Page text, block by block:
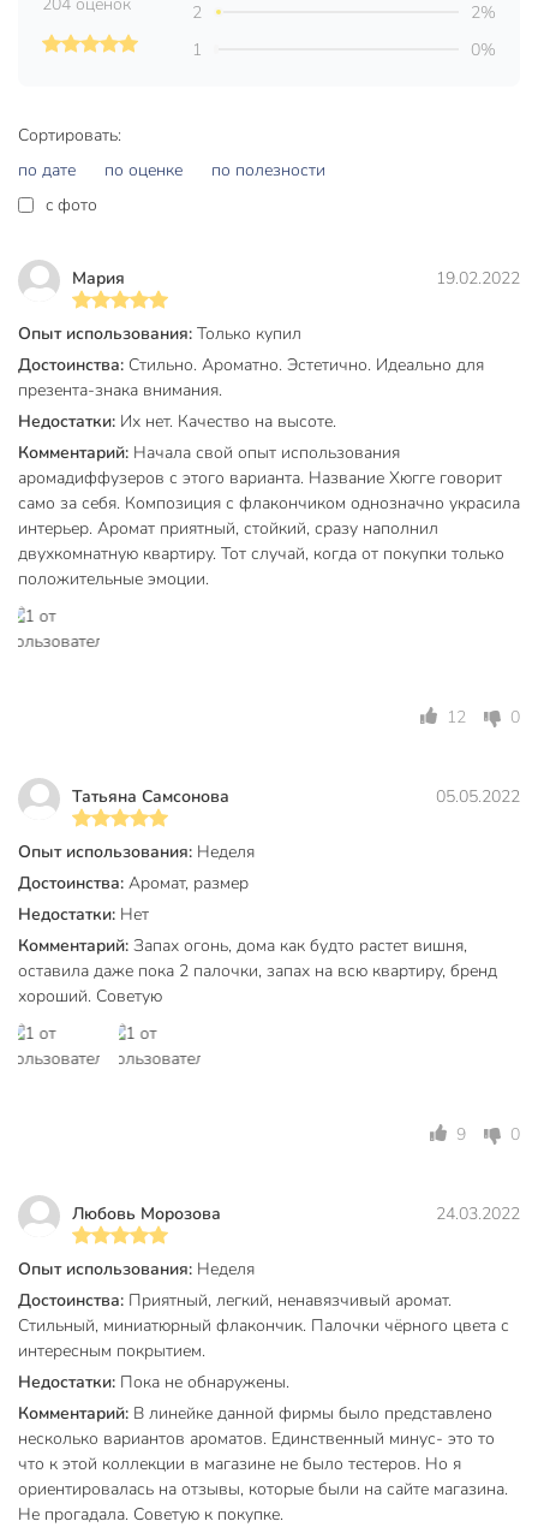
Не подлежит обязательной сертификации.
Самые главные особенности и характеристики данного
альтернативой ароматизированным спреям; стойкий и
Техническая информация
Бренд
Страна производства
Набор
Форма выпуска
Автоматический
ручные
Настенный
напольные
Электрический
механические
Сухое распыление
Назначение
для ванной и
интерьерный
Особенности
нейтрализация
Аромат
Артикул производителя
АР 100-013
Модель
Вес в упаковке
160 г
Габариты упаковки
16 x 6 x 6 см
Сортировать:
по дате
по оценке
по полезности
c фото
Мария 19.02.2022
Опыт использования: Только купил
Достоинства: Стильно. Ароматно. Эстетично. Идеально для
презента-знака внимания.
Недостатки: Их нет. Качество на высоте.
Комментарий: Начала свой опыт использования
аромадиффузеров с этого варианта. Название Хюгге говорит
само за себя. Композиция с флакончиком однозначно украсила
интерьер. Аромат приятный, стойкий, сразу наполнил
двухкомнатную квартиру. Тот случай, когда от покупки только
положительные эмоции.
12 0
Татьяна Самсонова 05.05.2022
Опыт использования: Неделя
Достоинства: Аромат, размер
Недостатки: Нет
Комментарий: Запах огонь, дома как будто растет вишня,
оставила даже пока 2 палочки, запах на всю квартиру, бренд
хороший. Советую
9 0
Любовь Морозова 24.03.2022
Опыт использования: Неделя
Достоинства: Приятный, легкий, ненавязчивый аромат.
Стильный, миниатюрный флакончик. Палочки чёрного цвета с
интересным покрытием.
Недостатки: Пока не обнаружены.
Комментарий: В линейке данной фирмы было представлено
несколько вариантов ароматов. Единственный минус- это то
что к этой коллекции в магазине не было тестеров. Но я
ориентировалась на отзывы, которые были на сайте магазина.
Не прогадала. Советую к покупке.
2
2%
1
0%